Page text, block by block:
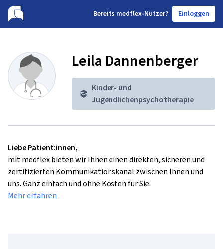
Bereits medflex-Nutzer? Einloggen
Leila Dannenberger
Kinder- und
Jugendlichenpsychotherapie
Liebe Patient:innen,
mit medflex bieten wir Ihnen einen direkten, sicheren und
zertifizierten Kommunikationskanal zwischen Ihnen und
uns. Ganz einfach und ohne Kosten für Sie.
Mehr erfahren